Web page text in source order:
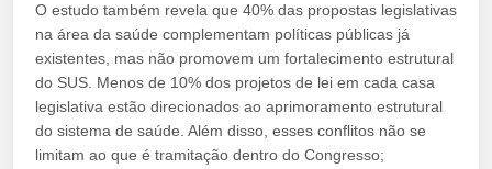
O estudo também revela que 40% das propostas legislativas
na área da saúde complementam políticas públicas já
existentes, mas não promovem um fortalecimento estrutural
do SUS. Menos de 10% dos projetos de lei em cada casa
legislativa estão direcionados ao aprimoramento estrutural
do sistema de saúde. Além disso, esses conflitos não se
limitam ao que é tramitação dentro do Congresso;